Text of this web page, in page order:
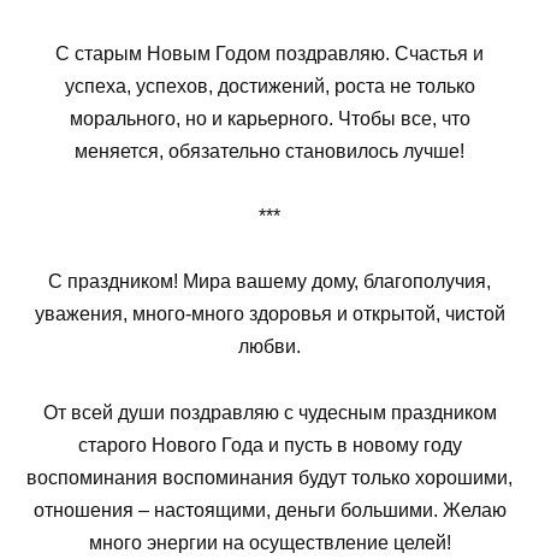
С старым Новым Годом поздравляю. Счастья и
успеха, успехов, достижений, роста не только
морального, но и карьерного. Чтобы все, что
меняется, обязательно становилось лучше!
***
С праздником! Мира вашему дому, благополучия,
уважения, много-много здоровья и открытой, чистой
любви.
От всей души поздравляю с чудесным праздником
старого Нового Года и пусть в новому году
воспоминания воспоминания будут только хорошими,
отношения – настоящими, деньги большими. Желаю
много энергии на осуществление целей!